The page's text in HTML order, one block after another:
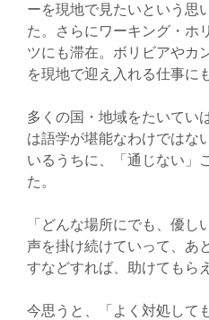
ーを現地で見たいという思
た。さらにワーキング・ホ
ツにも滞在。ボリビアやカ
を現地で迎え入れる仕事に
多くの国・地域をたいてい
は語学が堪能なわけではな
いるうちに、「通じない」
た。
「どんな場所にでも、優し
声を掛け続けていって、あ
すなどすれば、助けてもら
今思うと、「よく対処して